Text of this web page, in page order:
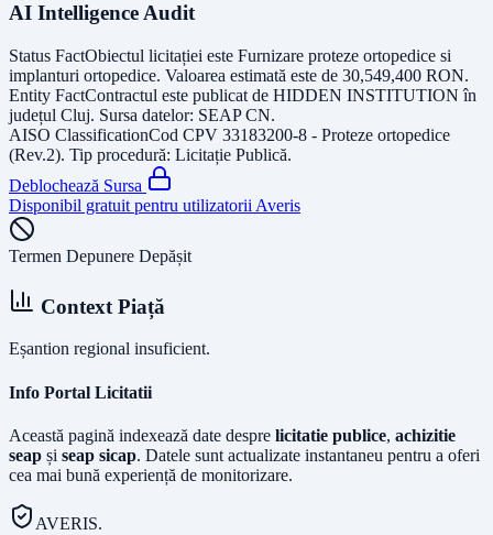
AI Intelligence Audit
Status FactObiectul licitației este Furnizare proteze ortopedice si
implanturi ortopedice. Valoarea estimată este de 30,549,400 RON.
Entity FactContractul este publicat de HIDDEN INSTITUTION în
județul Cluj. Sursa datelor: SEAP CN.
AISO ClassificationCod CPV 33183200-8 - Proteze ortopedice
(Rev.2). Tip procedură: Licitație Publică.
Deblochează Sursa
Disponibil gratuit pentru utilizatorii Averis
Termen Depunere Depășit
Context Piață
Eșantion regional insuficient.
Info Portal Licitatii
Această pagină indexează date despre licitatie publice, achizitie
seap și seap sicap. Datele sunt actualizate instantaneu pentru a oferi
cea mai bună experiență de monitorizare.
AVERIS.